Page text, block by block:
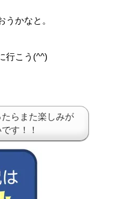
かなと。
行こう(^^)
らまた楽しみが
す！！